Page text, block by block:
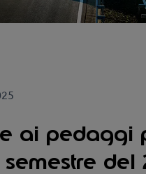
ai pedaggi
del